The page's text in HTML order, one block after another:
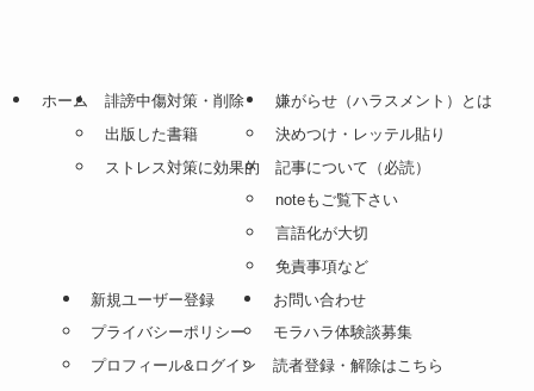
ホーム
誹謗中傷対策・削除
出版した書籍
ストレス対策に効果的
嫌がらせ（ハラスメント）とは
決めつけ・レッテル貼り
記事について（必読）
noteもご覧下さい
言語化が大切
免責事項など
新規ユーザー登録
プライバシーポリシー
プロフィール&ログイン
お問い合わせ
モラハラ体験談募集
読者登録・解除はこちら